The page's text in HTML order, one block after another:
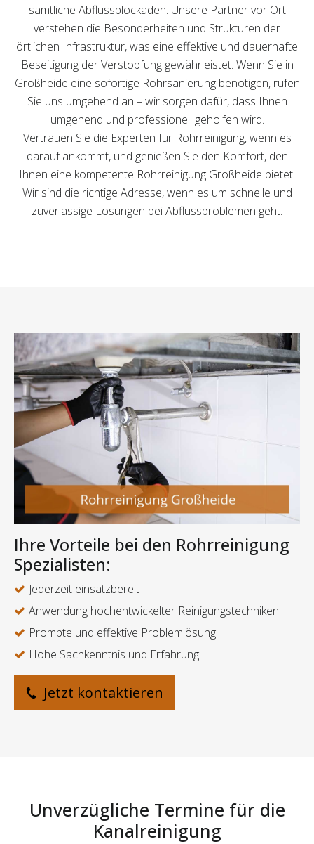
sämtliche Abflussblockaden. Unsere Partner vor Ort
verstehen die Besonderheiten und Strukturen der
örtlichen Infrastruktur, was eine effektive und dauerhafte
Beseitigung der Verstopfung gewährleistet. Wenn Sie in
Großheide eine sofortige Rohrsanierung benötigen, rufen
Sie uns umgehend an – wir sorgen dafür, dass Ihnen
umgehend und professionell geholfen wird.
Vertrauen Sie die Experten für Rohrreinigung, wenn es
darauf ankommt, und genießen Sie den Komfort, den
Ihnen eine kompetente Rohrreinigung Großheide bietet.
Wir sind die richtige Adresse, wenn es um schnelle und
zuverlässige Lösungen bei Abflussproblemen geht.
Ihre Vorteile bei den Rohrreinigung
Spezialisten:
Jederzeit einsatzbereit
Anwendung hochentwickelter Reinigungstechniken
Prompte und effektive Problemlösung
Hohe Sachkenntnis und Erfahrung
Jetzt kontaktieren
Unverzügliche Termine für die
Kanalreinigung